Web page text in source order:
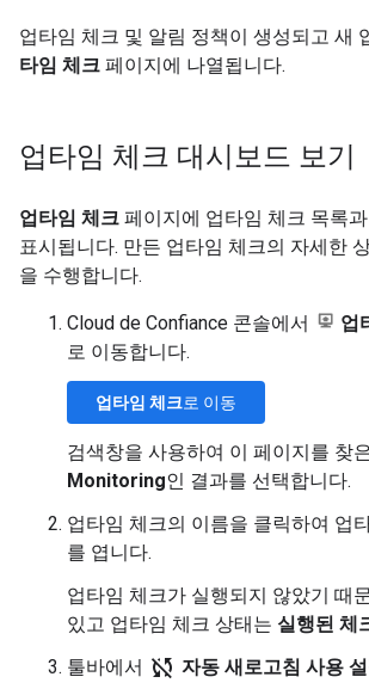
업타임 체크 및 알림 정책이 생성되고 새
타임 체크 페이지에 나열됩니다.
업타임 체크 대시보드 보기
업타임 체크 페이지에 업타임 체크 목록
표시됩니다. 만든 업타임 체크의 자세한
을 수행합니다.
Cloud de Confiance 콘솔에서 업
로 이동합니다.
업타임 체크로 이동
검색창을 사용하여 이 페이지를 찾
Monitoring인 결과를 선택합니다.
업타임 체크의 이름을 클릭하여 업
를 엽니다.
업타임 체크가 실행되지 않았기 때
있고 업타임 체크 상태는 실행된 체
툴바에서 sync_disabled 자동 새로고침 사용